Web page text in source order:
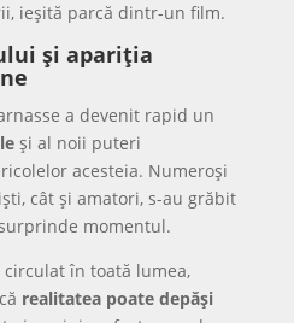
ieșită parcă dintr-un film.
și apariția
a devenit rapid un
și al noii puteri
acesteia. Numeroși
cât și amatori, s-au grăbit
momentul.
în toată lumea,
realitatea poate depăși